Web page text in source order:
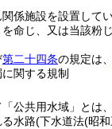
係施設を設置して
命じ、又は当該粉
第二十四条の規定は、
関する規制
「公共用水域」とは
水路(下水道法(昭